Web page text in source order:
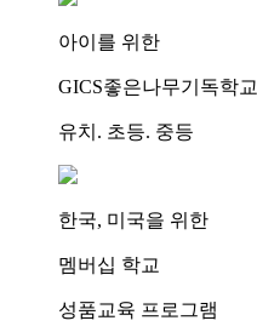
아이를 위한
GICS좋은나무기독학교
유치. 초등. 중등
한국, 미국을 위한
멤버십 학교
성품교육 프로그램